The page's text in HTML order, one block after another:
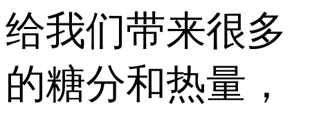
给我们带来很多
的糖分和热量，